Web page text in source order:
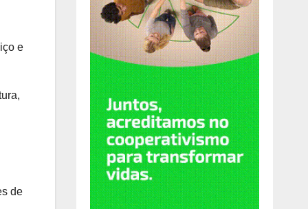
e
de